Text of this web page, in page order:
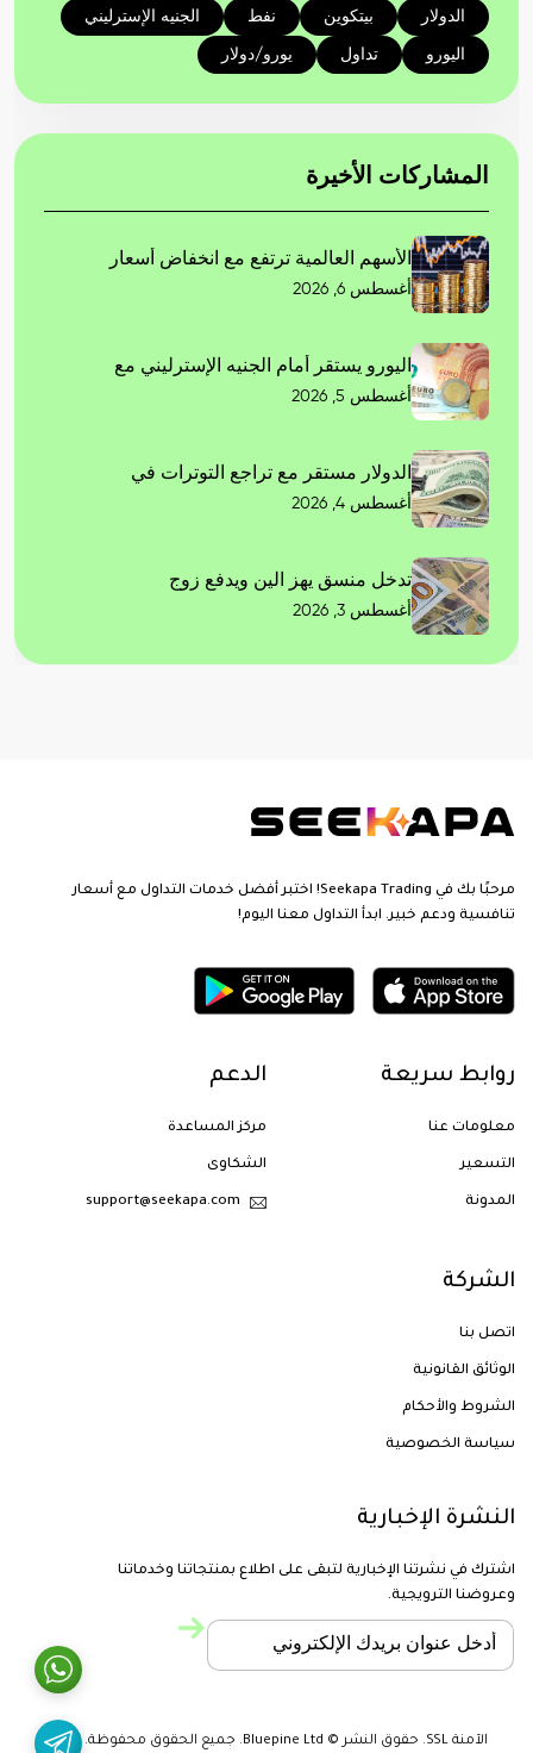
الدولار بيتكوين نفط الجنيه الإسترليني
اليورو تداول يورو/دولار
المشاركات الأخيرة
الأسهم العالمية ترتفع مع انخفاض أسعار
أغسطس 6, 2026
اليورو يستقر أمام الجنيه الإسترليني مع
أغسطس 5, 2026
الدولار مستقر مع تراجع التوترات في
أغسطس 4, 2026
تدخل منسق يهز الين ويدفع زوج
أغسطس 3, 2026
مرحبًا بك في Seekapa Trading! اختبر أفضل خدمات التداول مع أسعار
تنافسية ودعم خبير. ابدأ التداول معنا اليوم!
روابط سريعة
معلومات عنا
التسعير
المدونة
الدعم
مركز المساعدة
الشكاوى
support@seekapa.com
الشركة
اتصل بنا
الوثائق القانونية
الشروط والأحكام
سياسة الخصوصية
النشرة الإخبارية
اشترك في نشرتنا الإخبارية لتبقى على اطلاع بمنتجاتنا وخدماتنا
وعروضنا الترويجية.
الآمنة SSL. حقوق النشر © Bluepine Ltd. جميع الحقوق محفوظة. 2024